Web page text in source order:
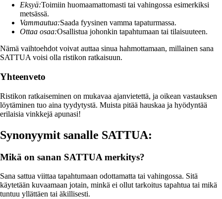
Eksyä:Toimiin huomaamattomasti tai vahingossa esimerkiksi
metsässä.
Vammautua:Saada fyysinen vamma tapaturmassa.
Ottaa osaa:Osallistua johonkin tapahtumaan tai tilaisuuteen.
Nämä vaihtoehdot voivat auttaa sinua hahmottamaan, millainen sana
SATTUA voisi olla ristikon ratkaisuun.
Yhteenveto
Ristikon ratkaiseminen on mukavaa ajanvietettä, ja oikean vastauksen
löytäminen tuo aina tyydytystä. Muista pitää hauskaa ja hyödyntää
erilaisia vinkkejä apunasi!
Synonyymit sanalle SATTUA:
Mikä on sanan SATTUA merkitys?
Sana sattua viittaa tapahtumaan odottamatta tai vahingossa. Sitä
käytetään kuvaamaan jotain, minkä ei ollut tarkoitus tapahtua tai mikä
tuntuu yllättäen tai äkillisesti.